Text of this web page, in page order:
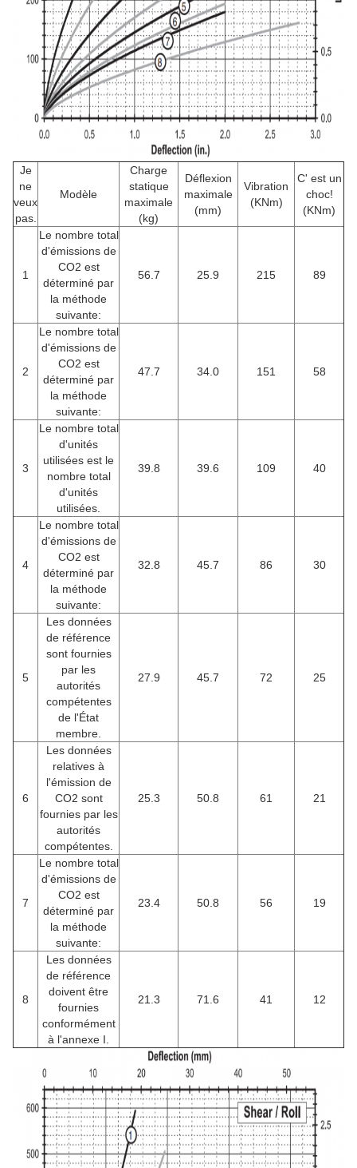
Je
ne
veux
pas.
Modèle
Charge
statique
maximale
(kg)
Déflexion
maximale
(mm)
Vibration
(KNm)
C' est un
choc!
(KNm)
1
Le nombre total
d'émissions de
CO2 est
déterminé par
la méthode
suivante:
56.7 25.9 215 89
2
Le nombre total
d'émissions de
CO2 est
déterminé par
la méthode
suivante:
47.7 34.0 151 58
3
Le nombre total
d'unités
utilisées est le
nombre total
d'unités
utilisées.
39.8 39.6 109 40
4
Le nombre total
d'émissions de
CO2 est
déterminé par
la méthode
suivante:
32.8 45.7 86 30
5
Les données
de référence
sont fournies
par les
autorités
compétentes
de l'État
membre.
27.9 45.7 72 25
6
Les données
relatives à
l'émission de
CO2 sont
fournies par les
autorités
compétentes.
25.3 50.8 61 21
7
Le nombre total
d'émissions de
CO2 est
déterminé par
la méthode
suivante:
23.4 50.8 56 19
8
Les données
de référence
doivent être
fournies
conformément
à l'annexe I.
21.3 71.6 41 12